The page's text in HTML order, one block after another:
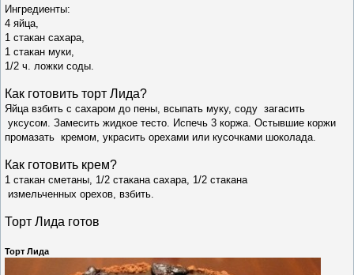
Ингредиенты:
4 яйца,
1 стакан сахара,
1 стакан муки,
1/2 ч. ложки соды.
Как готовить торт Лида?
Яйца взбить с сахаром до пены, всыпать муку, соду загасить
уксусом. Замесить жидкое тесто. Испечь 3 коржа. Остывшие коржи
промазать кремом, украсить орехами или кусочками шоколада.
Как готовить крем?
1 стакан сметаны, 1/2 стакана сахара, 1/2 стакана
измельченных орехов, взбить.
Торт Лида готов
Торт Лида